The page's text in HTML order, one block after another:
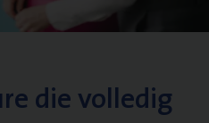
die volledig